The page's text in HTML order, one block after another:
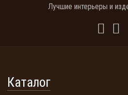
Лучшие интерьеры и
Каталог